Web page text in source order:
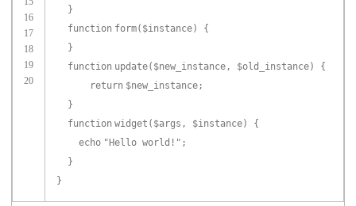
16
17
18
19
20
}
function form( $instance) {
}
function update( $new_instance, $old_instance) {
return $new_instance;
}
function widget( $args , $instance) {
echo "Hello world!" ;
}
}